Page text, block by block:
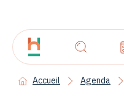
Accueil Agenda